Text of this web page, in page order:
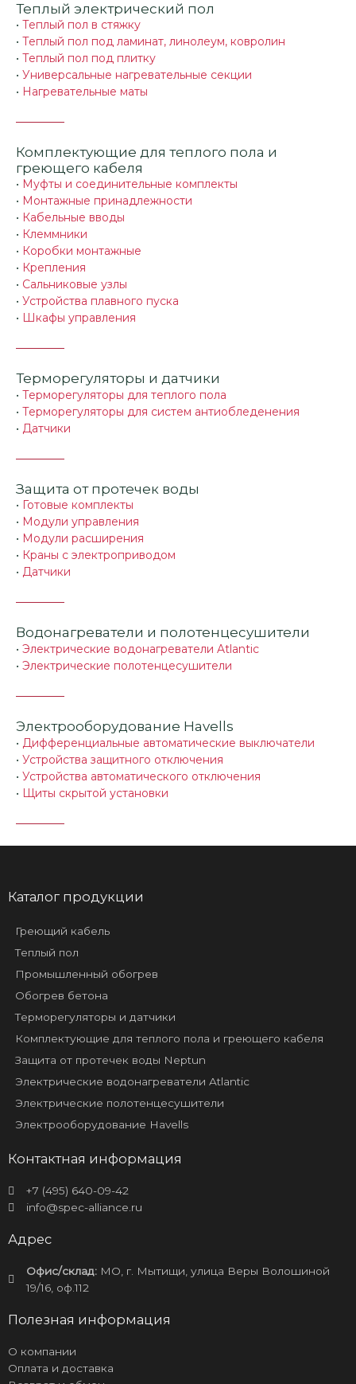
Теплый электрический пол
• Теплый пол в стяжку
• Теплый пол под ламинат, линолеум, ковролин
• Теплый пол под плитку
• Универсальные нагревательные секции
• Нагревательные маты
Комплектующие для теплого пола и
греющего кабеля
• Муфты и соединительные комплекты
• Монтажные принадлежности
• Кабельные вводы
• Клеммники
• Коробки монтажные
• Крепления
• Сальниковые узлы
• Устройства плавного пуска
• Шкафы управления
Терморегуляторы и датчики
• Терморегуляторы для теплого пола
• Терморегуляторы для систем антиобледенения
• Датчики
Защита от протечек воды
• Готовые комплекты
• Модули управления
• Модули расширения
• Краны с электроприводом
• Датчики
Водонагреватели и полотенцесушители
• Электрические водонагреватели Atlantic
• Электрические полотенцесушители
Электрооборудование Havells
• Дифференциальные автоматические выключатели
• Устройства защитного отключения
• Устройства автоматического отключения
• Щиты скрытой установки
Каталог продукции
Греющий кабель
Теплый пол
Промышленный обогрев
Обогрев бетона
Терморегуляторы и датчики
Комплектующие для теплого пола и греющего кабеля
Защита от протечек воды Neptun
Электрические водонагреватели Atlantic
Электрические полотенцесушители
Электрооборудование Havells
Контактная информация
+7 (495) 640-09-42
info@spec-alliance.ru
Адрес
Офис/склад:МО, г. Мытищи, улица Веры Волошиной
19/16, оф.112
Полезная информация
О компании
Оплата и доставка